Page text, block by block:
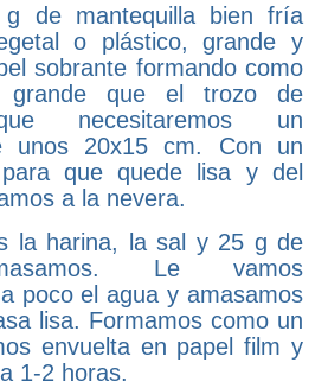
de mantequilla bien fría
o plástico, grande y
sobrante formando como
grande que el trozo de
necesitaremos un
unos 20x15 cm. Con un
para que quede lisa y del
a la nevera.
la harina, la sal y 25 g de
Le vamos
poco el agua y amasamos
lisa. Formamos como un
envuelta en papel film y
1-2 horas.